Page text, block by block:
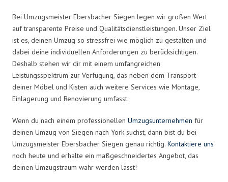
Bei Umzugsmeister Ebersbacher Siegen legen wir großen Wert
auf transparente Preise und Qualitätsdienstleistungen. Unser Ziel
ist es, deinen Umzug so stressfrei wie möglich zu gestalten und
dabei deine individuellen Anforderungen zu berücksichtigen.
Deshalb stehen wir dir mit einem umfangreichen
Leistungsspektrum zur Verfügung, das neben dem Transport
deiner Möbel und Kisten auch weitere Services wie Montage,
Einlagerung und Renovierung umfasst.
Wenn du nach einem professionellen Umzugsunternehmen für
deinen Umzug von Siegen nach York suchst, dann bist du bei
Umzugsmeister Ebersbacher Siegen genau richtig. Kontaktiere uns
noch heute und erhalte ein maßgeschneidertes Angebot, das
deinen Umzugstraum wahr werden lässt!